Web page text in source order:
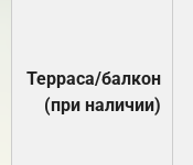
Терраса/балкон
(при наличии)